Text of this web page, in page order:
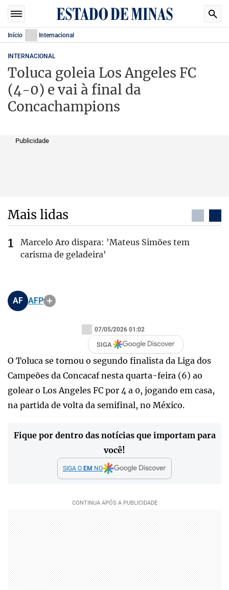
Início Internacional
INTERNACIONAL
Toluca goleia Los Angeles FC
(4-0) e vai à final da
Concachampions
Publicidade
Mais lidas
Marcelo Aro dispara: 'Mateus Simões tem
carisma de geladeira'
AF AFP
07/05/2026 01:02
SIGA
O Toluca se tornou o segundo finalista da Liga dos
Campeões da Concacaf nesta quarta-feira (6) ao
golear o Los Angeles FC por 4 a 0, jogando em casa,
na partida de volta da semifinal, no México.
Fique por dentro das notícias que importam para
você!
SIGA O EM NO